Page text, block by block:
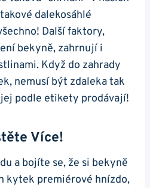
dalekosáhlé
Další faktory,
⁤bekyně, zahrnují ⁤i
Když do​ zahrady
⁣nemusí být zdaleka tak⁣
podle etikety‍ prodávají!
Více!
a bojíte se, že si⁣ bekyně
kytek premiérové hnízdo,